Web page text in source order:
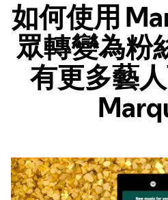
如何使用
眾轉變為粉
有更多藝